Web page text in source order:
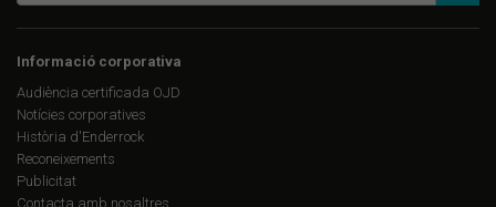
Informació corporativa
Audiència certificada OJD
Notícies corporatives
Història d'Enderrock
Reconeixements
Publicitat
Contacta amb nosaltres